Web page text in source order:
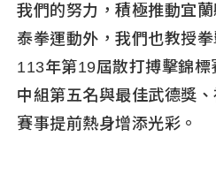
我們的努力，積極推動宜
泰拳運動外，我們也教授
113年第19屆散打搏擊錦
中組第五名與最佳武德獎
賽事提前熱身增添光彩。